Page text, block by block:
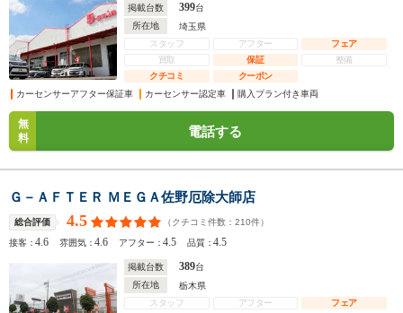
掲載台数 399台
所在地
埼玉県
スタッフ
アフター
フェア
買取
保証
整備
クチコミ
クーポン
カーセンサーアフター保証車
カーセンサー認定車 購入プラン付き車両
無
料
電話する
Ｇ－ＡＦＴＥＲ ＭＥＧＡ佐野厄除大師店
総合評価 4.5 （クチコミ件数： 210件）
接客：4.6 雰囲気：4.6 アフター：4.5 品質：4.5
掲載台数 389台
所在地
栃木県
スタッフ
アフター
フェア